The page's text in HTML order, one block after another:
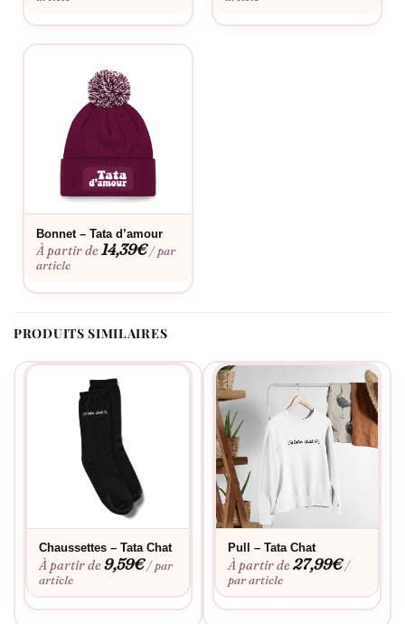
Cadeaux de fête des oncles, anniversaires, Noël en famille, ou
simplement pour afficher sa fierté de tonton au quotidien.
Consultez notre guide des tailles
Envie d’une touche personnelle ? Découvrez notre
personnalisation. Privilégiez le lavage à la main ou en machine à
40°C maximum pour préserver l’éclat des motifs. Évitez le
repassage et le sèche-linge.
Bonnet – Tata d’amour
À partir de14,39€ / par
article
PRODUITS SIMILAIRES
Chaussettes – Tata Chat
À partir de9,59€ / par
article
Pull – Tata Chat
À partir de27,99€ /
par article